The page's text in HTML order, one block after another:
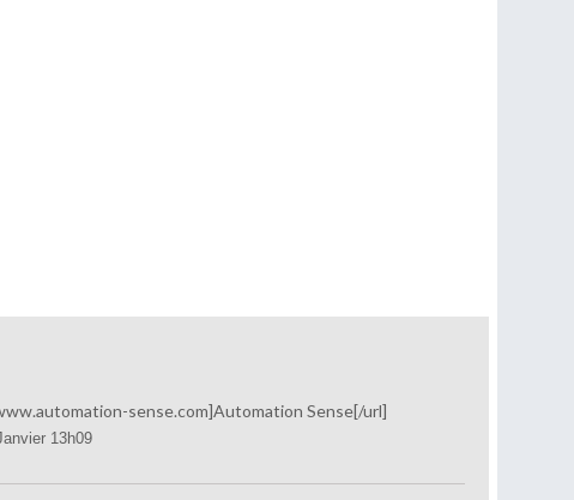
sense.com]Automation Sense[/url]
13h09